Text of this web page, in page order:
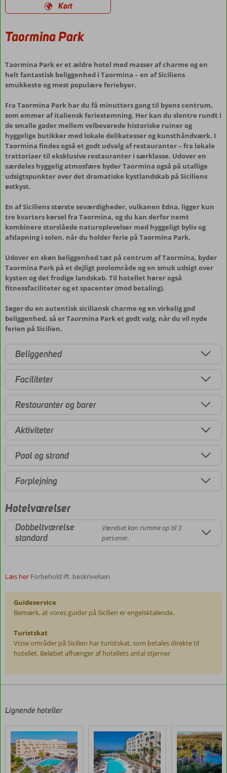
Kort
Taormina Park
Taormina Park er et ældre hotel med masser af charme og en
helt fantastisk beliggenhed i Taormina – en af Siciliens
smukkeste og mest populære feriebyer.
Fra Taormina Park har du få minutters gang til byens centrum,
som emmer af italiensk feriestemning. Her kan du slentre rundt i
de smalle gader mellem velbevarede historiske ruiner og
hyggelige butikker med lokale delikatesser og kunsthåndværk. I
Taormina findes også et godt udvalg af restauranter – fra lokale
trattoriaer til eksklusive restauranter i særklasse. Udover en
særdeles hyggelig atmosfære byder Taormina også på utallige
udsigtspunkter over det dramatiske kystlandskab på Siciliens
østkyst.
En af Siciliens største seværdigheder, vulkanen Edna, ligger kun
tre kvarters kørsel fra Taormina, og du kan derfor nemt
kombinere storslåede naturoplevelser med hyggeligt byliv og
afslapning i solen, når du holder ferie på Taormina Park.
Udover en skøn beliggenhed tæt på centrum af Taormina, byder
Taormina Park på et dejligt poolområde og en smuk udsigt over
kysten og det frodige landskab. Til hotellet hører også
fitnessfaciliteter og et spacenter (mod betaling).
Søger du en autentisk siciliansk charme og en virkelig god
beliggenhed, så er Taormina Park et godt valg, når du vil nyde
ferien på Sicilien.
Beliggenhed
Faciliteter
Restauranter og barer
Aktiviteter
Pool og strand
Forplejning
Hotelværelser
Dobbeltværelse
standard
Værelset kan rumme op til 3
personer.
Læs her Forbehold ift. beskrivelsen
Guideservice
Bemærk, at vores guider på Sicilien er engelsktalende.
Turistskat
Visse områder på Sicilien har turistskat, som betales direkte til
hotellet. Beløbet afhænger af hotellets antal stjerner
af
kunder
efter
deres
ophold
på
Lignende hoteller